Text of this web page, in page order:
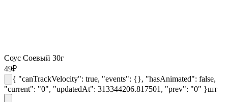
Соус Соевый 30г
49₽
{ "canTrackVelocity": true, "events": {}, "hasAnimated": false,
"current": "0", "updatedAt": 313344206.817501, "prev": "0" }шт